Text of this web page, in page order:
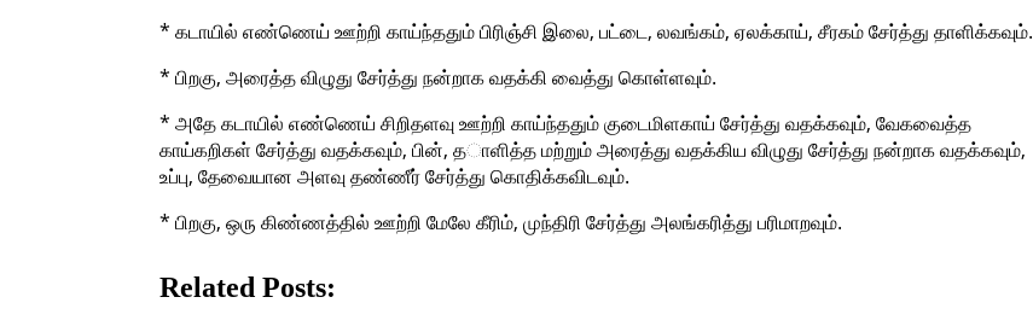
* கடாயில் எண்ணெய் ஊற்றி காய்ந்ததும் பிரிஞ்சி இலை, பட்டை, லவங்கம், ஏலக்காய், சீரகம் சேர்த்து தாளிக்கவும்.
* பிறகு, அரைத்த விழுது சேர்த்து நன்றாக வதக்கி வைத்து கொள்ளவும்.
* அதே கடாயில் எண்ணெய் சிறிதளவு ஊற்றி காய்ந்ததும் குடைமிளகாய் சேர்த்து வதக்கவும், வேகவைத்த
காய்கறிகள் சேர்த்து வதக்கவும், பின், தாளித்த மற்றும் அரைத்து வதக்கிய விழுது சேர்த்து நன்றாக வதக்கவும்,
உப்பு, தேவையான அளவு தண்ணீர் சேர்த்து கொதிக்கவிடவும்.
* பிறகு, ஒரு கிண்ணத்தில் ஊற்றி மேலே கீரிம், முந்திரி சேர்த்து அலங்கரித்து பரிமாறவும்.
Related Posts: